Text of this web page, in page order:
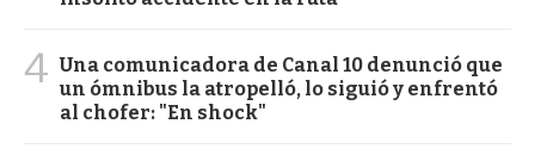
4 Una comunicadora de Canal 10 denunció que
un ómnibus la atropelló, lo siguió y enfrentó
al chofer: "En shock"